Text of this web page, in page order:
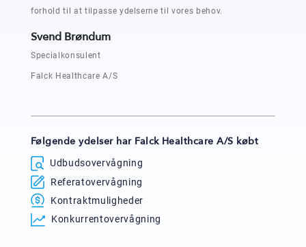
forhold til at tilpasse ydelserne til vores behov.
Svend Brøndum
Specialkonsulent
Falck Healthcare A/S
Følgende ydelser har Falck Healthcare A/S købt
Udbudsovervågning
Referatovervågning
Kontraktmuligheder
Konkurrentovervågning